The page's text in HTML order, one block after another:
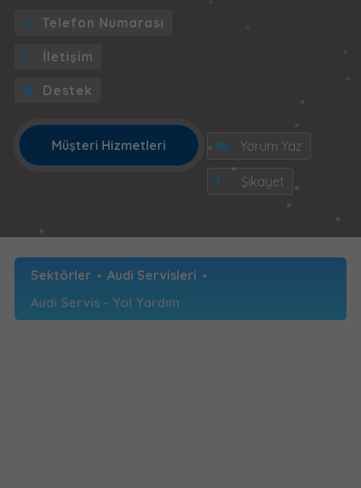
Telefon Numarası
İletişim
Destek
Müşteri Hizmetleri Yorum Yaz
Şikayet
Sektörler
Audi Servisleri
Audi Servis - Yol Yardım